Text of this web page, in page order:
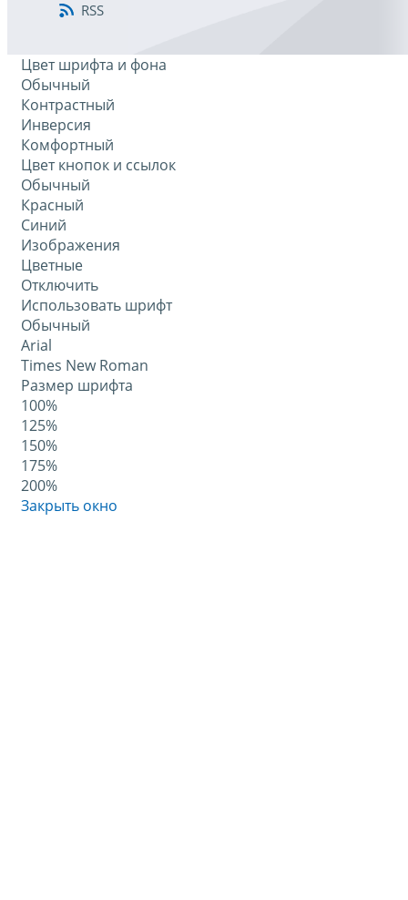
RSS
Цвет шрифта и фона
Обычный
Контрастный
Инверсия
Комфортный
Цвет кнопок и ссылок
Обычный
Красный
Синий
Изображения
Цветные
Отключить
Использовать шрифт
Обычный
Arial
Times New Roman
Размер шрифта
100%
125%
150%
175%
200%
Закрыть окно